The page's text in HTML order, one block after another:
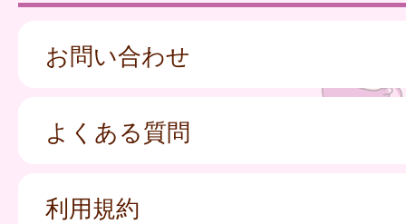
お問い合わせ
よくある質問
利用規約